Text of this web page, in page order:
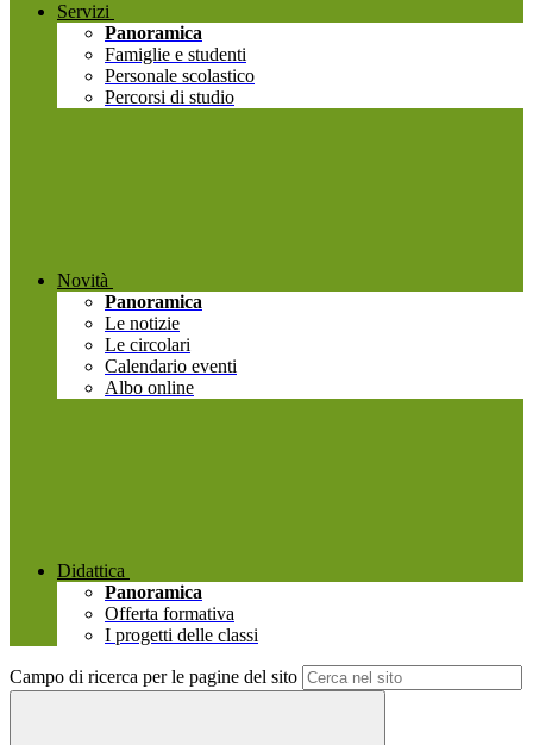
Servizi
Panoramica
Famiglie e studenti
Personale scolastico
Percorsi di studio
Novità
Panoramica
Le notizie
Le circolari
Calendario eventi
Albo online
Didattica
Panoramica
Offerta formativa
I progetti delle classi
Campo di ricerca per le pagine del sito